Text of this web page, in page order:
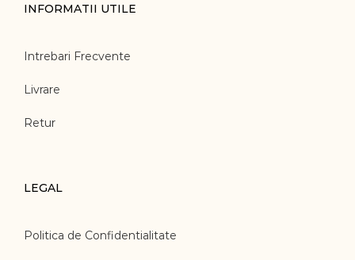
INFORMATII UTILE
Intrebari Frecvente
Livrare
Retur
LEGAL
Politica de Confidentialitate